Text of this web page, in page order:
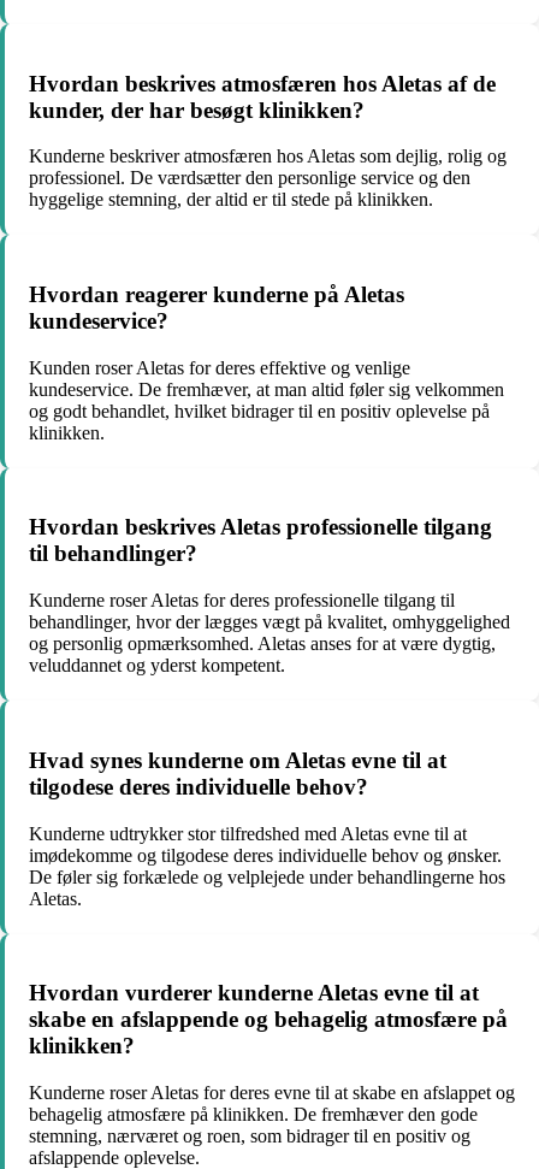
Hvordan beskrives atmosfæren hos Aletas af de
kunder, der har besøgt klinikken?
Kunderne beskriver atmosfæren hos Aletas som dejlig, rolig og
professionel. De værdsætter den personlige service og den
hyggelige stemning, der altid er til stede på klinikken.
Hvordan reagerer kunderne på Aletas
kundeservice?
Kunden roser Aletas for deres effektive og venlige
kundeservice. De fremhæver, at man altid føler sig velkommen
og godt behandlet, hvilket bidrager til en positiv oplevelse på
klinikken.
Hvordan beskrives Aletas professionelle tilgang
til behandlinger?
Kunderne roser Aletas for deres professionelle tilgang til
behandlinger, hvor der lægges vægt på kvalitet, omhyggelighed
og personlig opmærksomhed. Aletas anses for at være dygtig,
veluddannet og yderst kompetent.
Hvad synes kunderne om Aletas evne til at
tilgodese deres individuelle behov?
Kunderne udtrykker stor tilfredshed med Aletas evne til at
imødekomme og tilgodese deres individuelle behov og ønsker.
De føler sig forkælede og velplejede under behandlingerne hos
Aletas.
Hvordan vurderer kunderne Aletas evne til at
skabe en afslappende og behagelig atmosfære på
klinikken?
Kunderne roser Aletas for deres evne til at skabe en afslappet og
behagelig atmosfære på klinikken. De fremhæver den gode
stemning, nærværet og roen, som bidrager til en positiv og
afslappende oplevelse.